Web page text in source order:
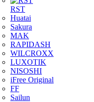
RST
Huatai
Sakura
MAK
RAPIDASH
WILCROXX
LUXOTIK
NISOSHI
iFree Original
FF
Sailun